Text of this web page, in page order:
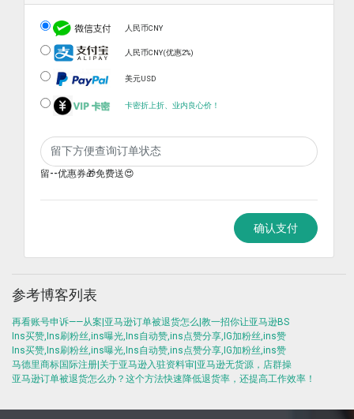
人民币CNY
人民币CNY(优惠2%)
美元USD
卡密折上折、业内良心价！
留--优惠券🎁免费送😍
确认支付
参考博客列表
再看账号申诉——从案|亚马逊订单被退货怎么|教一招你让亚马逊BS
Ins买赞,Ins刷粉丝,ins曝光,Ins自动赞,ins点赞分享,IG加粉丝,ins赞
Ins买赞,Ins刷粉丝,ins曝光,Ins自动赞,ins点赞分享,IG加粉丝,ins赞
马德里商标国际注册|关于亚马逊入驻资料审|亚马逊无货源，店群操
亚马逊订单被退货怎么办？这个方法快速降低退货率，还提高工作效率！